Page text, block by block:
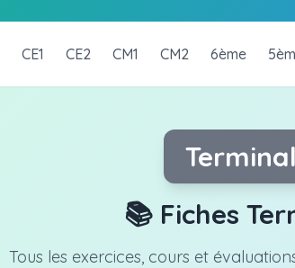
CE1 CE2 CM1 CM2 6ème
📚 Fiches
Tous les exercices, cours et